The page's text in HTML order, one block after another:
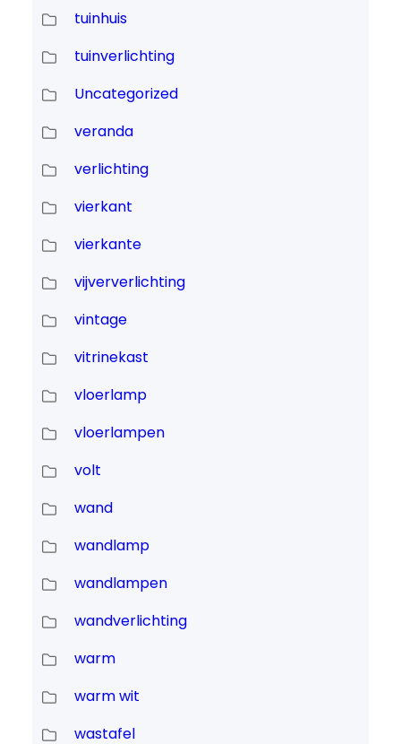
tuinhuis
tuinverlichting
Uncategorized
veranda
verlichting
vierkant
vierkante
vijververlichting
vintage
vitrinekast
vloerlamp
vloerlampen
volt
wand
wandlamp
wandlampen
wandverlichting
warm
warm wit
wastafel